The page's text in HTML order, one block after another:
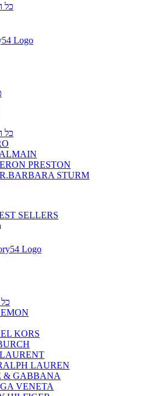
כל
כל
PRESTON
STURM
SELLERS
KORS
LAUREN
& GABBANA
VENETA